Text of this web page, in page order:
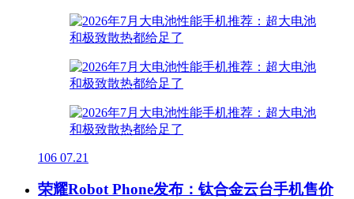
106 07.21
荣耀Robot Phone发布：钛合金云台手机售价